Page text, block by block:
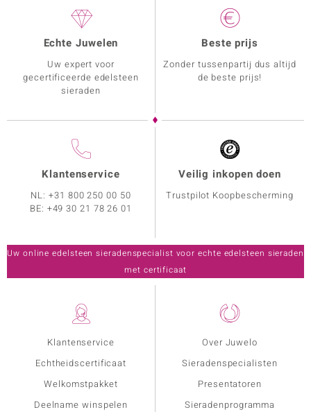
Klantenservice
Echtheidscertificaat
Welkomstpakket
Deelname winspelen
Over Juwelo
Sieradenspecialisten
Presentatoren
Sieradenprogramma
Echte Juwelen
Uw expert voor
gecertificeerde edelsteen
sieraden
Beste prijs
Zonder tussenpartij dus altijd
de beste prijs!
Klantenservice
NL:+31 800 250 00 50
BE: +49 30 21 78 26 01
Veilig inkopen doen
Trustpilot Koopbescherming
Uw online edelsteen sieradenspecialist voor echte edelsteen sieraden
met certificaat